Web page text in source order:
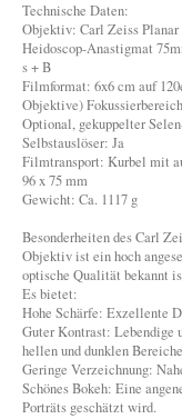
Technische Daten:
Objektiv: Carl Zeiss
Heidoscop-Anastigmat
s + B
Filmformat: 6x6 cm auf
Objektive)
Optional, gekuppelter
Selbstauslöser: Ja
Filmtransport: Kurbel mit
96 x 75 mm
Gewicht: Ca. 1117 g
Besonderheiten des Carl
Objektiv ist ein hoch
optische Qualität bekannt
Es bietet:
Hohe Schärfe: Exzellente
Guter Kontrast: Lebendige
hellen und dunklen
Geringe Verzeichnung:
Schönes Bokeh: Eine
Porträts geschätzt wird.